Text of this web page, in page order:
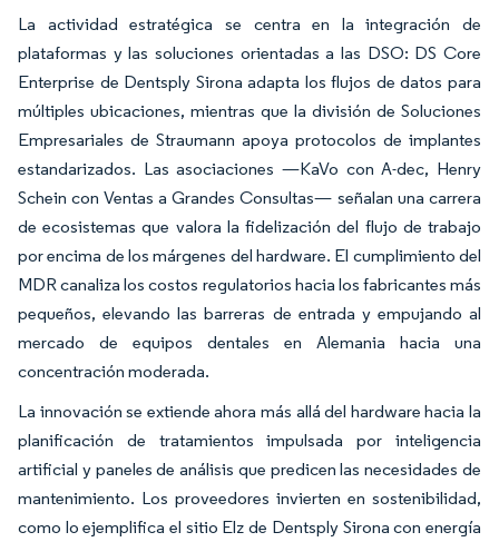
La actividad estratégica se centra en la integración de
plataformas y las soluciones orientadas a las DSO: DS Core
Enterprise de Dentsply Sirona adapta los flujos de datos para
múltiples ubicaciones, mientras que la división de Soluciones
Empresariales de Straumann apoya protocolos de implantes
estandarizados. Las asociaciones —KaVo con A-dec, Henry
Schein con Ventas a Grandes Consultas— señalan una carrera
de ecosistemas que valora la fidelización del flujo de trabajo
por encima de los márgenes del hardware. El cumplimiento del
MDR canaliza los costos regulatorios hacia los fabricantes más
pequeños, elevando las barreras de entrada y empujando al
mercado de equipos dentales en Alemania hacia una
concentración moderada.
La innovación se extiende ahora más allá del hardware hacia la
planificación de tratamientos impulsada por inteligencia
artificial y paneles de análisis que predicen las necesidades de
mantenimiento. Los proveedores invierten en sostenibilidad,
como lo ejemplifica el sitio Elz de Dentsply Sirona con energía